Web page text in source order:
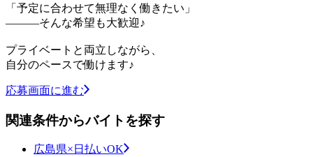
「予定に合わせて無理なく働きたい」
―――そんな希望も大歓迎♪
プライベートと両立しながら、
自分のペースで働けます♪
応募画面に進む
関連条件からバイトを探す
広島県×日払いOK